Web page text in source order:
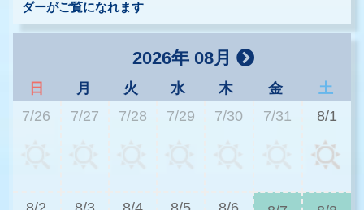
ダーがご覧になれます
2026年 08月
日 月 火 水 木 金
土
7/26
7/27 7/28 7/29 7/30 7/31 8/1